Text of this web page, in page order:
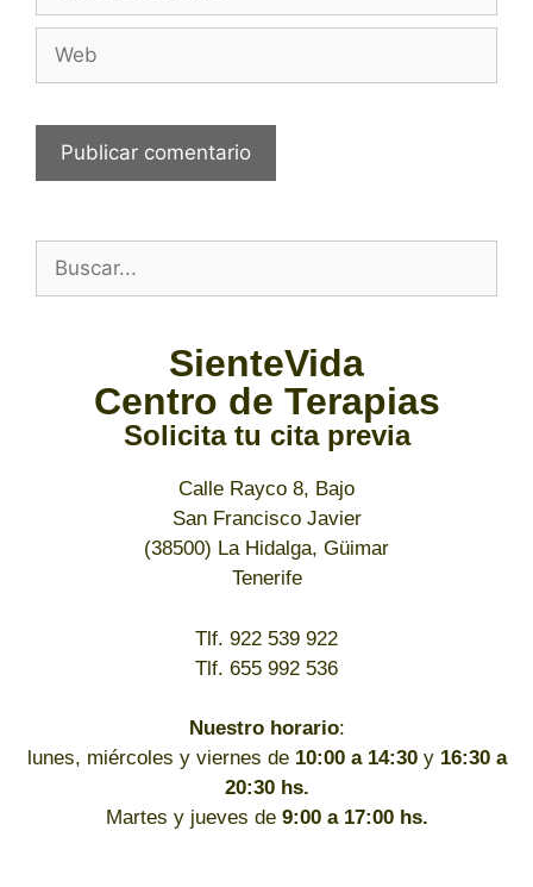
SienteVida
Centro de Terapias
Solicita tu cita previa
Calle Rayco 8, Bajo
San Francisco Javier
(38500) La Hidalga, Güimar
Tenerife
Tlf. 922 539 922
Tlf. 655 992 536
Nuestro horario:
lunes, miércoles y viernes de 10:00 a 14:30y 16:30 a
20:30 hs.
Martes y jueves de 9:00 a 17:00 hs.